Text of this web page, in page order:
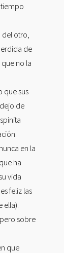
otro,
de
no la
que sus
de
en la
ha
vida
feliz las
sobre
que